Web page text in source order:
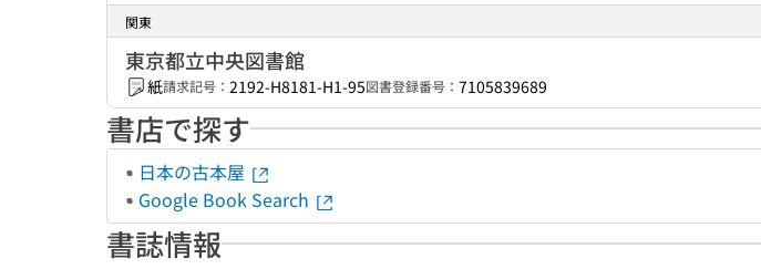
関東
東京都立中央図書館
紙請求記号： 2192-H8181-H1-95図書登録番号： 7105839689
書店で探す
日本の古本屋
Google Book Search
書誌情報